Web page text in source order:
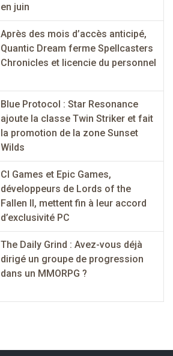
en juin
Après des mois d’accès anticipé,
Quantic Dream ferme Spellcasters
Chronicles et licencie du personnel
Blue Protocol : Star Resonance
ajoute la classe Twin Striker et fait
la promotion de la zone Sunset
Wilds
CI Games et Epic Games,
développeurs de Lords of the
Fallen II, mettent fin à leur accord
d’exclusivité PC
The Daily Grind : Avez-vous déjà
dirigé un groupe de progression
dans un MMORPG ?